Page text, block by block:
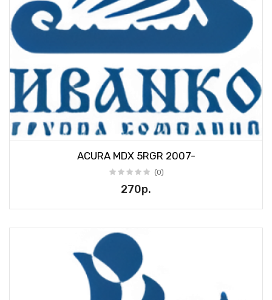
ACURA MDX 5RGR 2007-
(0)
270р.